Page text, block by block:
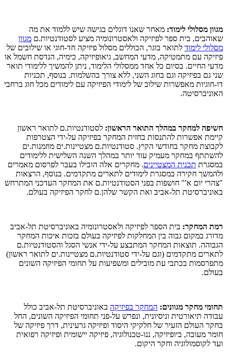
מגוון מסלולי לימוד: מאחר שאנו דוגלים בגישה שיש ללמוד את מה
שאוהבים, בית ספר לפיזיקה ולאסטרונומיה מציע לסטודנטיות.ם מגוון
מסלולי לימוד לתואר בוגר, הכוללים מסלול פיזיקה חד-חוגי או שילובים של
פיזיקה עם מתמטיקה, מדעי המחשב, גיאופיזיקה, כימיה, הנדסת חשמל או
מדעי החיים. בסיום כל אחד ממסלולי הלימוד, ניתן להמשיך ללימודי תואר
שני גם בפיזיקה וגם בחוג השני, ללא צורך בהשלמות. בנוסף, תכניות
דו-חוגיות מאפשרות שילוב של לימודי הפיזיקה עם לימודים מכל חוג ברחבי
האוניברסיטה.
חשיפה למחקר במהלך התואר הראשון: לסטודנטיות.ם לתואר ראשון
קיימת אפשרות להתנסות בחזית המחקר בפיזיקה על-ידי הצטרפות
לקבוצת מחקר בחודשי הקיץ. סטודנטיות.ם מצטיינות.ים מוזמנות.ים
להשתתף במחקר מעמיק עוד יותר במהלך השנה השלישית ללימודים
במסגרת תכנית המצטיינים. מחקרים אלה הובילו בעבר לפרסום מאמרים
ולהמשך חקירה במסגרת לימודים לתארים מתקדמים. בנוסף, הרצאות
"צהרי יום א'" חושפות בפני הסטודנטיות.ם את המחקר העדכני המתרחש
באוניברסיטת תל-אביב ואת הקשר שלהן.ם לחקר הפיזיקה בעולם.
רמת המחקר: בית הספר לפיזיקה ולאסטרונומיה באוניברסיטת תל-אביב
מדורג במקום גבוה בין המחלקות לפיזיקה בעולם בזכות איכות המחקר
הגבוהה. תוצאות המחקר המתבצע על-ידי אנשי הסגל והסטודנטיות.ם
לתארים מתקדמים (וגם על-ידי סטודנטיות.ם מצטיינות.ים לתואר ראשון)
מתפרסמות בכתבי עת מובילים ומשפיעות על תחומי הפיזיקה השונים
בעולם.
תחומי מחקר מגוונים: המחקר בפיזיקה באוניברסיטת תל-אביב כולל
עבודה תיאורטית וניסיונית, ונפרש על-פני תחומי הפיזיקה השונים, החל
בחקר העולם הזעיר של חלקיקי היסוד ופיזיקה גרעינית, דרך פיזיקה של
חומר מעובה, ביופיזיקה, ננו-טכנולוגיה, פיזיקה יישומית ופיזיקה רפואית
ועד לקוסמולוגיה וחקר היקום.